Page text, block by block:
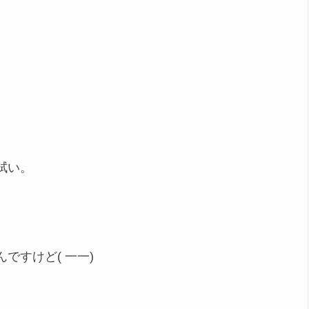
。
ですけど( 一一)